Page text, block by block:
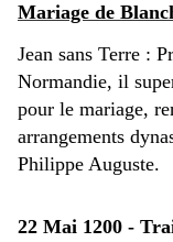
Mariage de
Jean sans Terre :
Normandie, il
pour le mariage,
arrangements
Philippe Auguste.
22 Mai 1200 -